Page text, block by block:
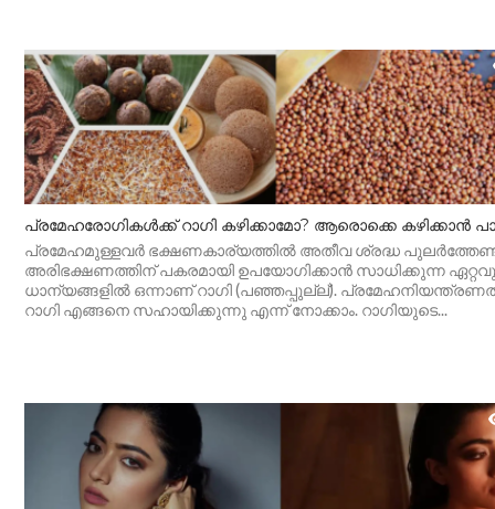
പ്രമേഹരോഗികൾക്ക് റാഗി കഴിക്കാമോ? ആരൊക്കെ കഴിക്കാൻ
പ്രമേഹമുള്ളവർ ഭക്ഷണകാര്യത്തിൽ അതീവ ശ്രദ്ധ
അരിഭക്ഷണത്തിന് പകരമായി ഉപയോഗിക്കാൻ സാധിക്കുന്ന ഏറ്റവും
ധാന്യങ്ങളിൽ ഒന്നാണ് റാഗി (പഞ്ഞപ്പുല്ല്).
റാഗി എങ്ങനെ സഹായിക്കുന്നു എന്ന് നോക്കാം. റാഗിയുടെ...